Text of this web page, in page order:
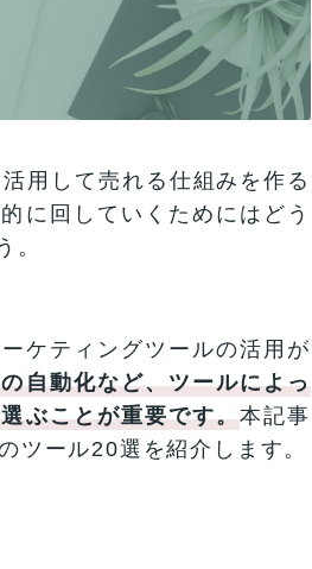
用して売れる仕組みを作る
に回していくためにはどう
。
ケティングツールの活用が
自動化など、ツールによっ
ぶことが重要です。本記事
ツール20選を紹介します。